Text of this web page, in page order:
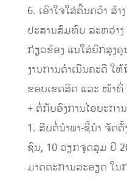
6. ເອົາໃຈໃສ່ຄົ້ນຄວ້າ ສ້
ປະສານສົມທົບ ລະຫວ່າ
ກ່ຽວຂ້ອງ ແນໃສ່ຍົກສູງ
ງານການດໍາເນີນຄະດີ ໃ
ຂອບເຂດສິດ ແລະ ໜ້າທີ່
+ ຕໍ່ກັບອົງການໄອຍະກາ
1. ສືບຕໍ່ນຳພາ-ຊີ້ນຳ ຈັດ
ຊົນ, 10 ວຽກຈຸດສຸມ ປີ
ມາດຕະການລະອຽດ ໃນ